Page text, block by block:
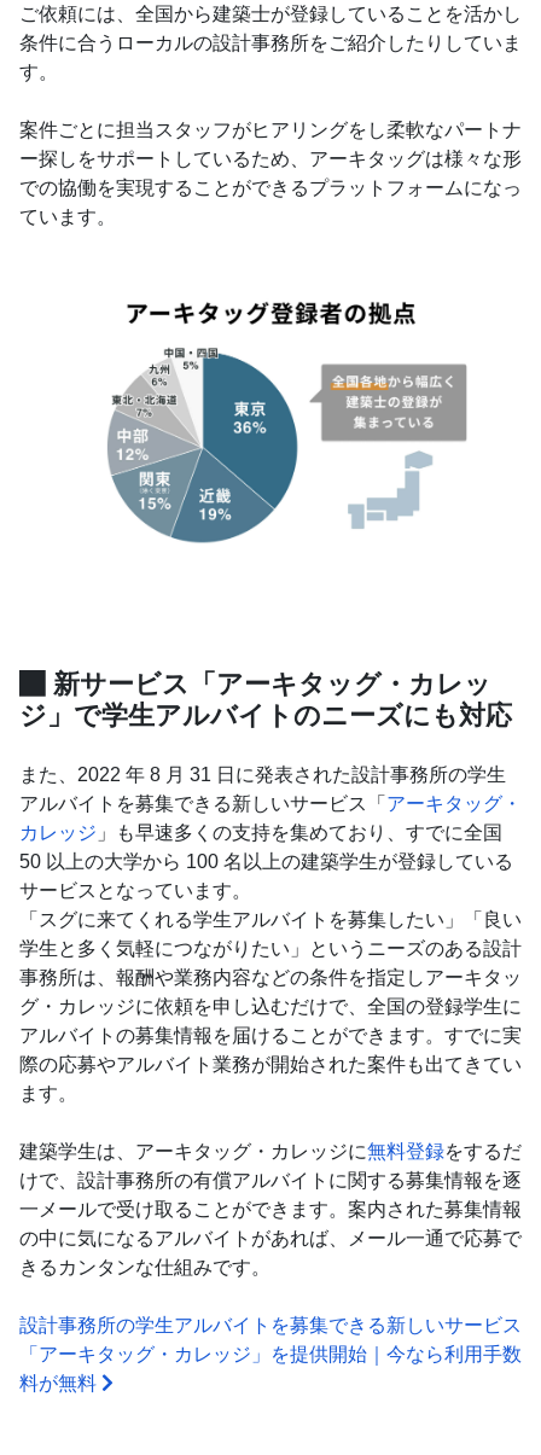
ご依頼には、全国から建築士が登録していることを活かし
条件に合うローカルの設計事務所をご紹介したりしていま
す。
案件ごとに担当スタッフがヒアリングをし柔軟なパートナ
ー探しをサポートしているため、アーキタッグは様々な形
での協働を実現することができるプラットフォームになっ
ています。
新サービス「アーキタッグ・カレッ
ジ」で学生アルバイトのニーズにも対応
また、2022 年 8 月 31 日に発表された設計事務所の学生
アルバイトを募集できる新しいサービス「 アーキタッグ・
カレッジ 」も早速多くの支持を集めており、すでに全国
50 以上の大学から 100 名以上の建築学生が登録している
サービスとなっています。
「スグに来てくれる学生アルバイトを募集したい」「良い
学生と多く気軽につながりたい」というニーズのある設計
事務所は、報酬や業務内容などの条件を指定しアーキタッ
グ・カレッジに依頼を申し込むだけで、全国の登録学生に
アルバイトの募集情報を届けることができます。すでに実
際の応募やアルバイト業務が開始された案件も出てきてい
ます。
建築学生は、アーキタッグ・カレッジに無料登録をするだ
けで、設計事務所の有償アルバイトに関する募集情報を逐
一メールで受け取ることができます。案内された募集情報
の中に気になるアルバイトがあれば、メール一通で応募で
きるカンタンな仕組みです。
設計事務所の学生アルバイトを募集できる新しいサービス
「アーキタッグ・カレッジ」を提供開始｜今なら利用手数
料が無料